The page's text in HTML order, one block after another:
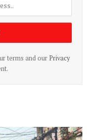
terms and our Privacy